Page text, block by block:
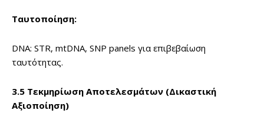
Ταυτοποίηση:
DNA: STR, mtDNA, SNP panels για επιβεβαίωση
ταυτότητας.
3.5 Τεκμηρίωση Αποτελεσμάτων (Δικαστική
Αξιοποίηση)